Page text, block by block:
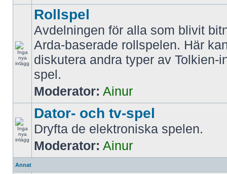
Rollspel
Avdelningen för alla som blivit
Arda-baserade rollspelen. Här
diskutera andra typer av Tolkien-
spel.
Moderator: Ainur
Dator- och tv-spel
Dryfta de elektroniska spelen.
Moderator: Ainur
Annat